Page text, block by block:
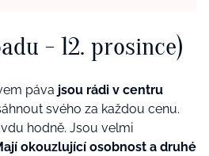
- 12. prosince)
páva jsou rádi v centru
svého za každou cenu.
hodně. Jsou velmi
okouzlující osobnost a druhé